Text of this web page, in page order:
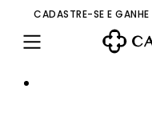
CADASTRE-SE E